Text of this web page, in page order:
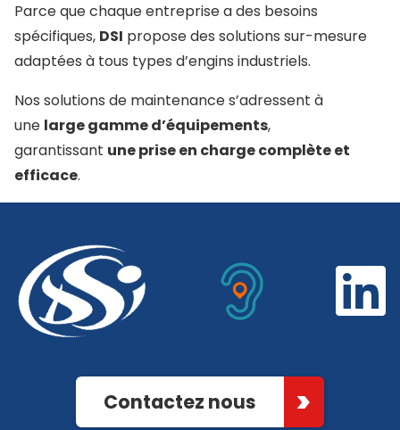
Parce que chaque entreprise a des besoins
spécifiques, DSI propose des solutions sur-mesure
adaptées à tous types d’engins industriels.
Nos solutions de maintenance s’adressent à
une large gamme d’équipements,
garantissant une prise en charge complète et
efficace.
Contactez nous